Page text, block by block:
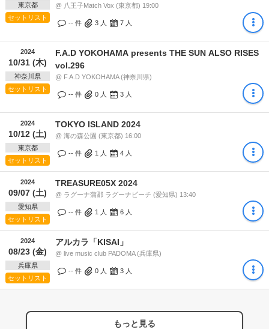
東京都
セットリスト
@ 八王子Match Vox (東京都) 19:00
-- 件 3 人 7 人
2024
10/31 (木)
神奈川県
セットリスト
F.A.D YOKOHAMA presents THE SUN ALSO RISES
vol.296
@ F.A.D YOKOHAMA (神奈川県)
-- 件 0 人 3 人
2024
10/12 (土)
東京都
セットリスト
TOKYO ISLAND 2024
@ 海の森公園 (東京都) 16:00
-- 件 1 人 4 人
2024
09/07 (土)
愛知県
セットリスト
TREASURE05X 2024
@ ラグーナ蒲郡 ラグーナビーチ (愛知県) 13:40
-- 件 1 人 6 人
2024
08/23 (金)
兵庫県
セットリスト
アルカラ「KISAI」
@ live music club PADOMA (兵庫県)
-- 件 0 人 3 人
もっと見る